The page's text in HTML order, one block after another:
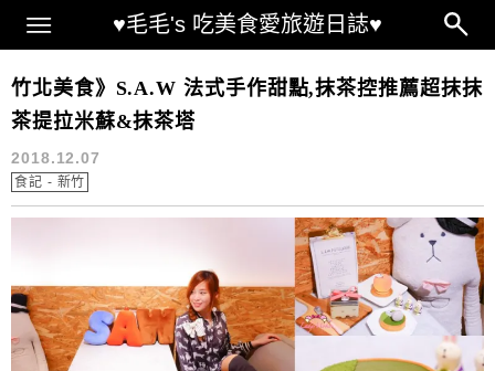
♥毛毛's 吃美食愛旅遊日誌♥
Main Menu
竹北美食
竹北美食》S.A.W 法式手作甜點,抹茶控推薦超抹抹
茶提拉米蘇&抹茶塔
2018.12.07
食記 - 新竹